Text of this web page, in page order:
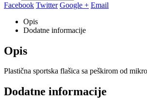
Facebook Twitter Google + Email
Opis
Dodatne informacije
Opis
Plastična sportska flašica sa peškirom od
Dodatne informacije